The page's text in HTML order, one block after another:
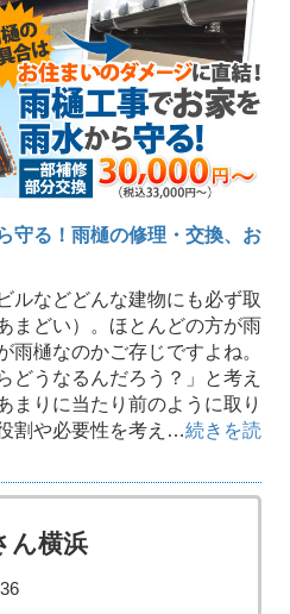
守る！雨樋の修理・交換、お
ルなどどんな建物にも必ず取
まどい）。ほとんどの方が雨
雨樋なのかご存じですよね。
うなるんだろう？」と考え
まりに当たり前のように取り
割や必要性を考え…続きを読
ん横浜